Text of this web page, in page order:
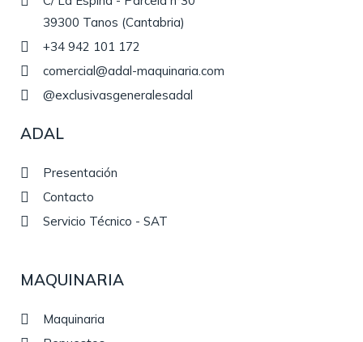
39300 Tanos (Cantabria)
+34 942 101 172
comercial@adal-maquinaria.com
@exclusivasgeneralesadal
ADAL
Presentación
Contacto
Servicio Técnico - SAT
MAQUINARIA
Maquinaria